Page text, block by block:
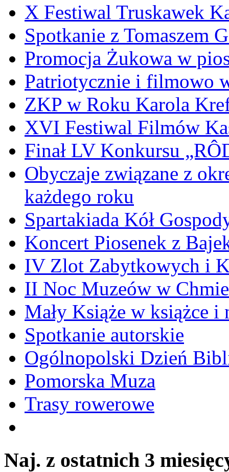
X Festiwal Truskawek
Spotkanie z Tomaszem
Promocja Żukowa w
Patriotycznie i filmowo
ZKP w Roku Karola
XVI Festiwal Filmów
Finał LV Konkursu
Obyczaje związane z
każdego roku
Spartakiada Kół
Koncert Piosenek z
IV Zlot Zabytkowych i
II Noc Muzeów w
Mały Książe w książce i
Spotkanie autorskie
Ogólnopolski Dzień
Pomorska Muza
Trasy rowerowe
Naj. z ostatnich 3